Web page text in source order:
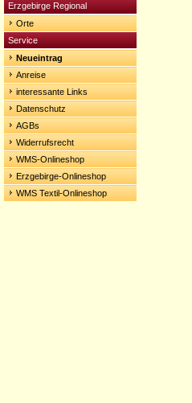
Erzgebirge Regional
Orte
Service
Neueintrag
Anreise
interessante Links
Datenschutz
AGBs
Widerrufsrecht
WMS-Onlineshop
Erzgebirge-Onlineshop
WMS Textil-Onlineshop